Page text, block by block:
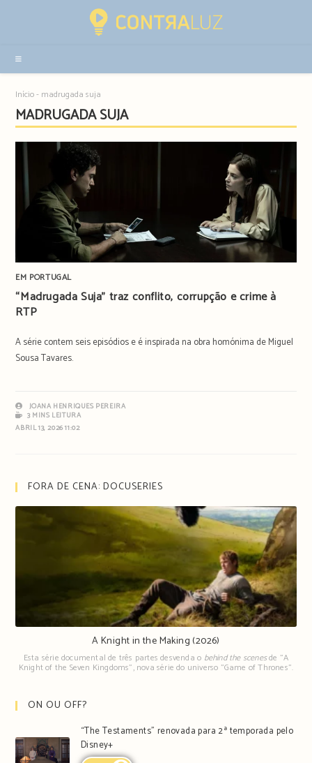
sidebar
Início- madrugada suja
MADRUGADA SUJA
EM PORTUGAL
“Madrugada Suja” traz conflito, corrupção e crime à
RTP
A série contem seis episódios e é inspirada na obra homónima de Miguel
Sousa Tavares.
JOANA HENRIQUES PEREIRA
3 MINS LEITURA
ABRIL 13, 2026 11:02
FORA DE CENA: DOCUSERIES
A Knight in the Making (2026)
Esta série documental de três partes desvenda o behind the scenesde "A
Knight of the Seven Kingdoms", nova série do universo "Game of Thrones".
ON OU OFF?
“The Testaments” renovada para 2ª temporada pelo
Disney+